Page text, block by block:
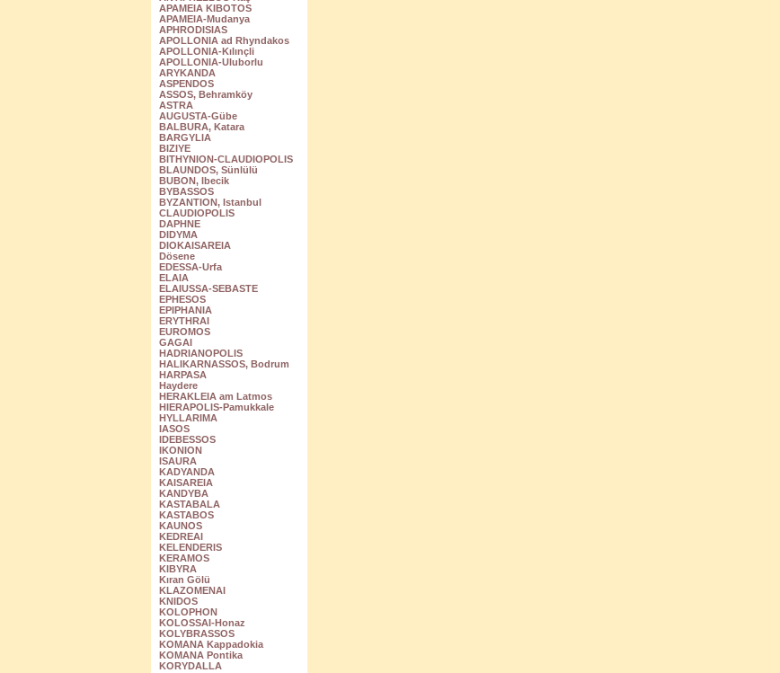
APAMEIA KIBOTOS
APAMEIA-Mudanya
APHRODISIAS
APOLLONIA ad Rhyndakos
APOLLONIA-Kılınçli
APOLLONIA-Uluborlu
ARYKANDA
ASPENDOS
ASSOS, Behramköy
ASTRA
AUGUSTA-Gübe
BALBURA, Katara
BARGYLIA
BIZIYE
BITHYNION-CLAUDIOPOLIS
BLAUNDOS, Sünlülü
BUBON, Ibecik
BYBASSOS
BYZANTION, Istanbul
CLAUDIOPOLIS
DAPHNE
DIDYMA
DIOKAISAREIA
Dösene
EDESSA-Urfa
ELAIA
ELAIUSSA-SEBASTE
EPHESOS
EPIPHANIA
ERYTHRAI
EUROMOS
GAGAI
HADRIANOPOLIS
HALIKARNASSOS, Bodrum
HARPASA
Haydere
HERAKLEIA am Latmos
HIERAPOLIS-Pamukkale
HYLLARIMA
IASOS
IDEBESSOS
IKONION
ISAURA
KADYANDA
KAISAREIA
KANDYBA
KASTABALA
KASTABOS
KAUNOS
KEDREAI
KELENDERIS
KERAMOS
KIBYRA
Kıran Gölü
KLAZOMENAI
KNIDOS
KOLOPHON
KOLOSSAI-Honaz
KOLYBRASSOS
KOMANA Kappadokia
KOMANA Pontika
KORYDALLA